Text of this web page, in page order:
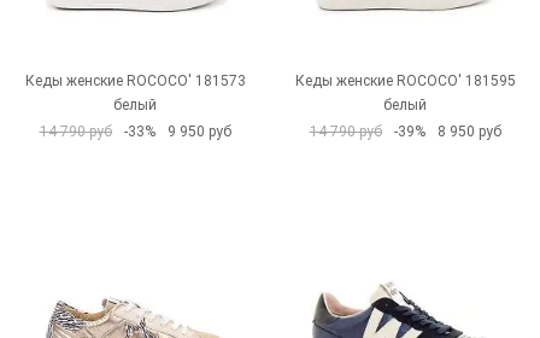
Кеды женские ROCOCO' 181573
белый
14 790 руб
-33% 9 950 руб
Кеды женские ROCOCO' 181595
белый
14 790 руб
-39% 8 950 руб